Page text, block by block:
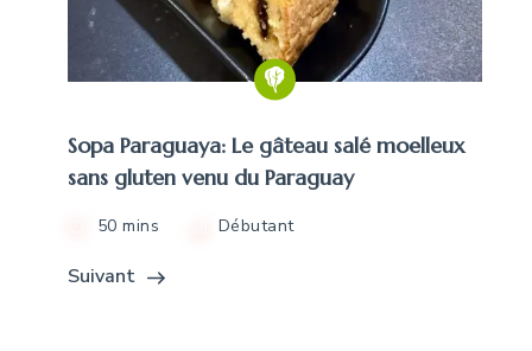
Sopa Paraguaya: Le gâteau salé moelleux
sans gluten venu du Paraguay
50 mins Débutant
Suivant